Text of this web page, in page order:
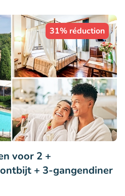
31% réduction
voor 2 +
+ 3-gangendiner